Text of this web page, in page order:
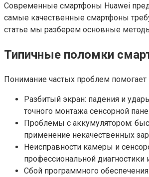
Современные смартфоны Huawei
самые качественные смартфоны
статье мы разберем основные
Типичные поломки
Понимание частых проблем
Разбитый экран: падения и
точного монтажа сенсорной
Проблемы с аккумулятором:
применение некачественных
Неисправности камеры и
профессиональной
Сбой программного